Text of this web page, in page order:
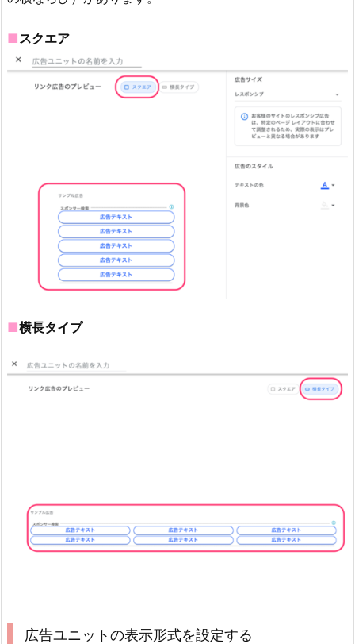
■ スクエア
■横長タイプ
広告ユニットの表示形式を設定する